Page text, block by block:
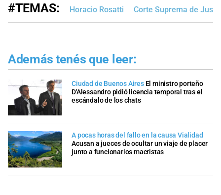
#TEMAS: Horacio Rosatti Corte Suprema de
Además tenés que leer:
Ciudad de Buenos Aires El ministro porteño
D'Alessandro pidió licencia temporal tras el
escándalo de los chats
A pocas horas del fallo en la causa Vialidad
Acusan a jueces de ocultar un viaje de placer
junto a funcionarios macristas